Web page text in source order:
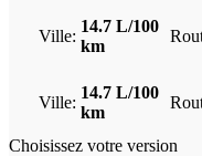
Ville:
14.7 L/100
km
Ville:
14.7 L/100
km
Choisissez votre version